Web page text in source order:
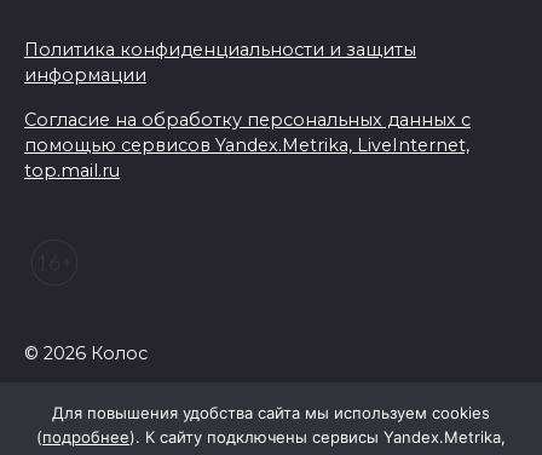
программы «Красота внутри»
07 августа 2026 12:30
Строить. Создавать. Созидать.
проектов
Политика конфиденциальности и защиты
информации
Согласие на обработку персональных данных с
помощью сервисов Yandex.Metrika, LiveInternet,
top.mail.ru
© 2026 Колос
Для повышения удобства сайта мы используем cookies
(подробнее). К сайту подключены сервисы Yandex.Metrika,